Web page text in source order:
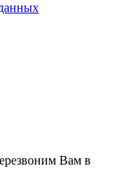
Вам в